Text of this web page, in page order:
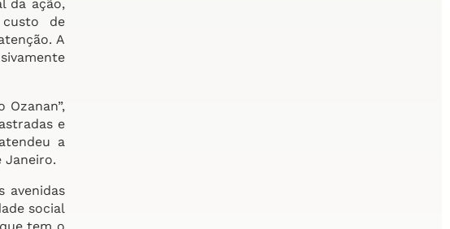
da ação,
de
A
e
a
Janeiro.
avenidas
social
tem o